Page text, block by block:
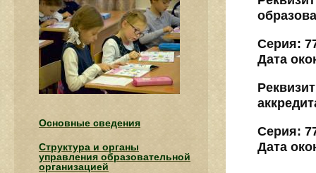
Серия:
Дата
Серия:
Дата
Основные сведения
Структура и органы
управления образовательной
организацией